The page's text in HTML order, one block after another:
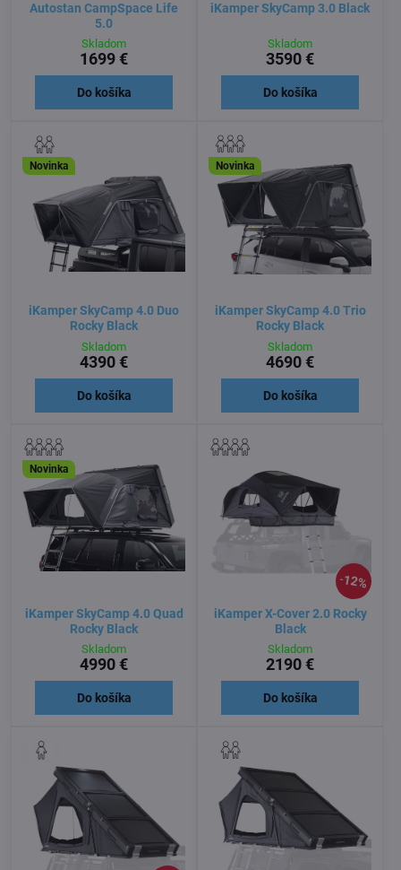
Autostan CampSpace Life
5.0
Skladom
1699 €
Do košíka
iKamper SkyCamp 3.0 Black
Skladom
3590 €
Do košíka
Novinka
iKamper SkyCamp 4.0 Duo
Rocky Black
Skladom
4390 €
Do košíka
Novinka
iKamper SkyCamp 4.0 Trio
Rocky Black
Skladom
4690 €
Do košíka
Novinka
iKamper SkyCamp 4.0 Quad
Rocky Black
Skladom
4990 €
Do košíka
12%
iKamper X-Cover 2.0 Rocky
Black
Skladom
2190 €
Do košíka